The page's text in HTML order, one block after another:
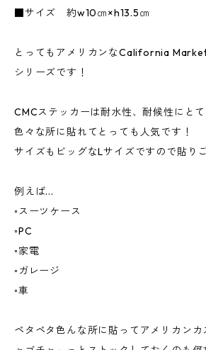
■サイズ 約w10㎝×h13.5㎝
とってもアメリカンなCalifornia
シリーズです！
CMCステッカーは耐水性、耐候性にと
色々な所に貼れてとっても人気です！
サイズもビッグなLサイズですので貼り
例えば...
◦スーツケース
◦PC
◦家電
◦ガレージ
◦車
ペタペタ色んな所に貼ってアメリカン